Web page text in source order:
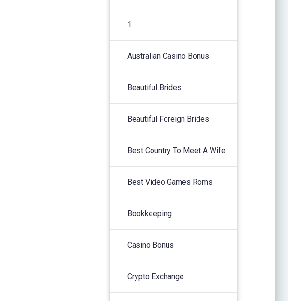
1
Australian Casino Bonus
Beautiful Brides
Beautiful Foreign Brides
Best Country To Meet A Wife
Best Video Games Roms
Bookkeeping
Casino Bonus
Crypto Exchange